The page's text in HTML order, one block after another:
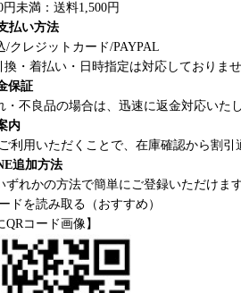
円未満：送料1,500円
払い方法
/クレジットカード/PAYPAL
・着払い・日時指定は対応しておりませ
保証
・不良品の場合は、迅速に返金対応いたし
内
利用いただくことで、在庫確認から割
追加方法
ずれかの方法で簡単にご登録いただけます
ドを読み取る（おすすめ）
QRコード画像】